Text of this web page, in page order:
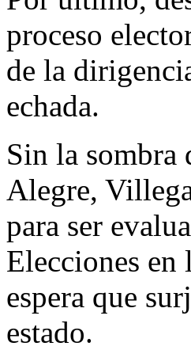
proceso
de la
echada.
Sin la sombra
Alegre,
para ser
Elecciones en
espera que
estado.